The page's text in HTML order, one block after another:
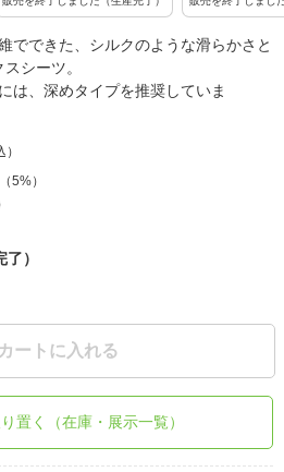
でできた、シルクのような滑らかさと
シーツ。
は、深めタイプを推奨していま
）
（5%）
）
カートに入れる
置く（在庫・展示一覧）